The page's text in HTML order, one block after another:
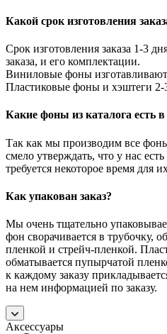
Какой срок изготовления
Срок изготовления заказа 1-3
заказа, и его комплектации.
Виниловые фоны
Пластиковые фоны и хэштеги 2-
Какие фоны из каталога есть
Так как мы производим все
смело утверждать, что у нас
требуется некоторое время для
Как упакован заказ?
Мы очень тщательно
фон сворачивается в трубочку,
пленкой и стрейч-пленкой.
обматывается пупырчатой
к каждому заказу
на нем информацией по заказу.
Аксессуары